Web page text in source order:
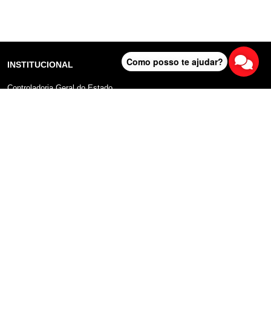
INSTITUCIONAL
Controladoria Geral do Estado
Como posso te ajudar?